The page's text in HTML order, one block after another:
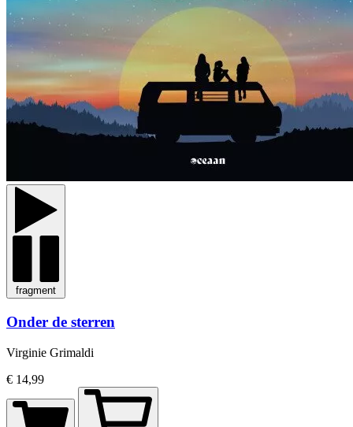
fragment
Onder de sterren
Virginie Grimaldi
€ 14,99